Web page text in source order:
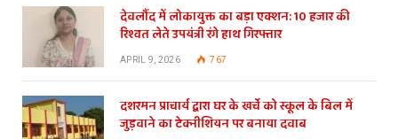
देवलौंद में लोकायुक्त का बड़ा एक्शन: 10 हजार की
रिश्वत लेते उपयंत्री रंगे हाथ गिरफ्तार
APRIL 9, 2026 767
दशरमन प्राचार्य द्वारा घर के खर्चे को स्कूल के बिल में
जुड़वाने का टेक्नीशियन पर बनाया दवाब